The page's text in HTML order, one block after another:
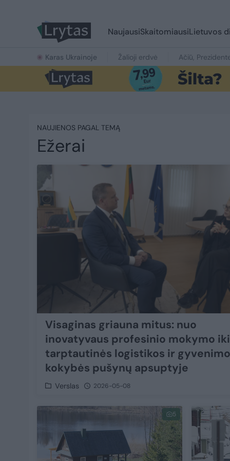
NaujausiSkaitomiausiLietuvos
Karas Ukrainoje Žalioji erdvė Ačiū,
NAUJIENOS PAGAL TEMĄ
Ežerai
Visaginas griauna mitus: nuo
inovatyvaus profesinio mokymo iki
tarptautinės logistikos ir gyvenimo
kokybės pušynų apsuptyje
Verslas 2026-05-08
5